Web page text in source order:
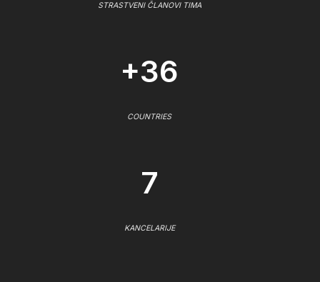
STRASTVENI ČLANOVI TIMA
+36
COUNTRIES
7
KANCELARIJE